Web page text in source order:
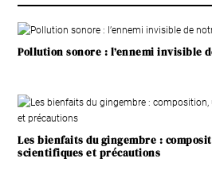
Pollution sonore : l’ennemi invisible
Les bienfaits du gingembre :
scientifiques et précautions